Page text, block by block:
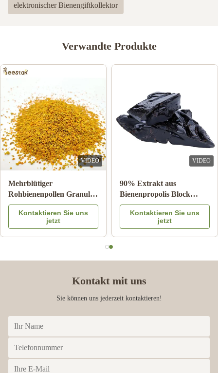
elektronischer Bienengiftkollektor
Verwandte Produkte
VIDEO
Großhandel Natürliche
Bienenhonig Sidrhonig
100% Natürliche
Bienenprodukte aus China
Kontaktieren Sie uns
jetzt
VIDEO
10-HDA 2% Bio-Frisch-
Gelée Royale Naturreines
Lebensmittelqualität
Kontaktieren Sie uns
jetzt
Kontakt mit uns
Sie können uns jederzeit kontaktieren!